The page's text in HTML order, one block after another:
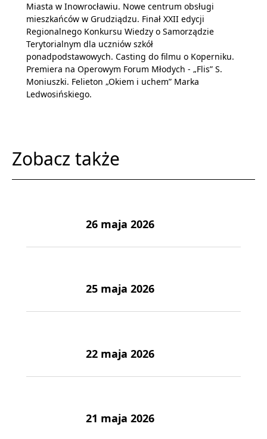
Miasta w Inowrocławiu. Nowe centrum obsługi
mieszkańców w Grudziądzu. Finał XXII edycji
Regionalnego Konkursu Wiedzy o Samorządzie
Terytorialnym dla uczniów szkół
ponadpodstawowych. Casting do filmu o Koperniku.
Premiera na Operowym Forum Młodych - „Flis” S.
Moniuszki. Felieton „Okiem i uchem” Marka
Ledwosińskiego.
Zobacz także
26 maja 2026
25 maja 2026
22 maja 2026
21 maja 2026